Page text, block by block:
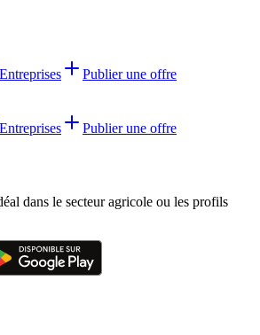
Entreprises Publier une offre
Entreprises Publier une offre
dans le secteur agricole ou les profils